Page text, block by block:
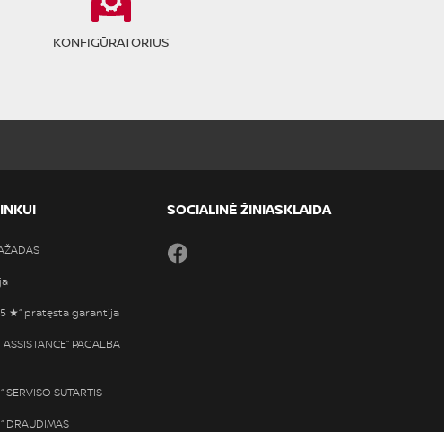
KONFIGŪRATORIUS
5 ★“ pratęsta garantija
ASSISTANCE“ PAGALBA
SERVISO SUTARTIS
DRAUDIMAS
SOCIALINĖ ŽINIASKLAIDA